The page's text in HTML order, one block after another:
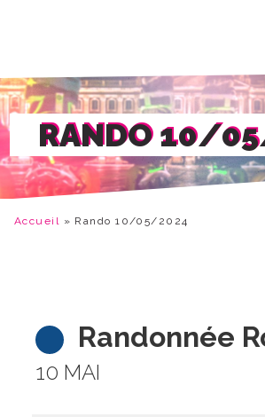
RANDO 10/
Accueil » Rando 10/05/2024
Randonnée
10 MAI